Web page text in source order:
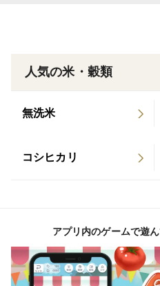
農薬・除草剤を使わず、田
培で健康な稲を育てていま
第1回九州のお米コンクール
＜品種など＞
人気の米・穀類
無洗米
コシヒカリ
アプリ内のゲームで遊